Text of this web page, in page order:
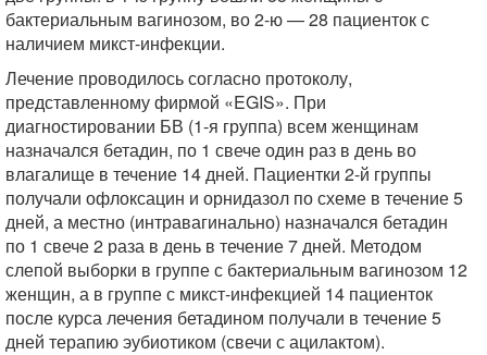
бактериальным вагинозом, во 2-ю — 28 пациенток с
наличием микст-инфекции.
Лечение проводилось согласно протоколу,
представленному фирмой «EGIS». При
диагностировании БВ (1-я группа) всем женщинам
назначался бетадин, по 1 свече один раз в день во
влагалище в течение 14 дней. Пациентки 2-й группы
получали офлоксацин и орнидазол по схеме в течение 5
дней, а местно (интравагинально) назначался бетадин
по 1 свече 2 раза в день в течение 7 дней. Методом
слепой выборки в группе с бактериальным вагинозом 12
женщин, а в группе с микст-инфекцией 14 пациенток
после курса лечения бетадином получали в течение 5
дней терапию эубиотиком (свечи с ацилактом).